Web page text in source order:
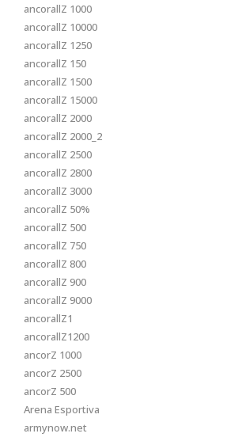
ancorallZ 1000
ancorallZ 10000
ancorallZ 1250
ancorallZ 150
ancorallZ 1500
ancorallZ 15000
ancorallZ 2000
ancorallZ 2000_2
ancorallZ 2500
ancorallZ 2800
ancorallZ 3000
ancorallZ 50%
ancorallZ 500
ancorallZ 750
ancorallZ 800
ancorallZ 900
ancorallZ 9000
ancorallZ1
ancorallZ1200
ancorZ 1000
ancorZ 2500
ancorZ 500
Arena Esportiva
armynow.net